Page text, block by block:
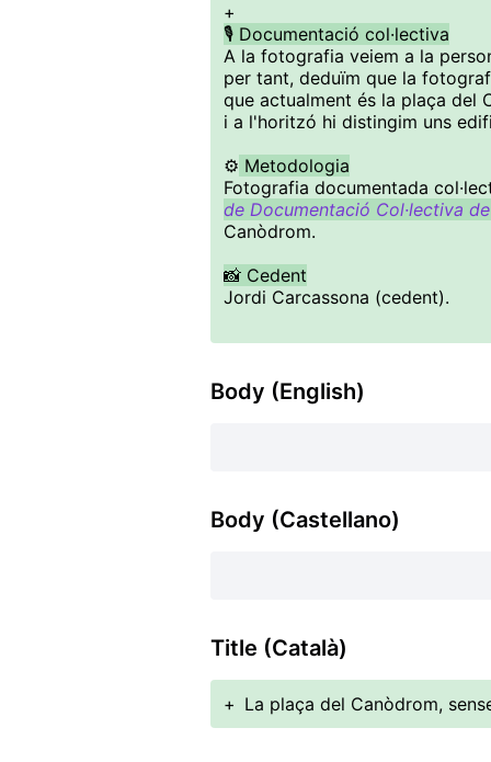
+
🎙️ Documentació col·lectiva
A la fotografia veiem a la
per tant, deduïm que la
que actualment és la plaça del
i a l'horitzó hi distingim uns
⚙️ Metodologia
Fotografia documentada
de Documentació Col·lectiva
Canòdrom.
📸 Cedent
Jordi Carcassona (cedent).
Body (English)
Body (Castellano)
Title (Català)
+ La plaça del Canòdrom,